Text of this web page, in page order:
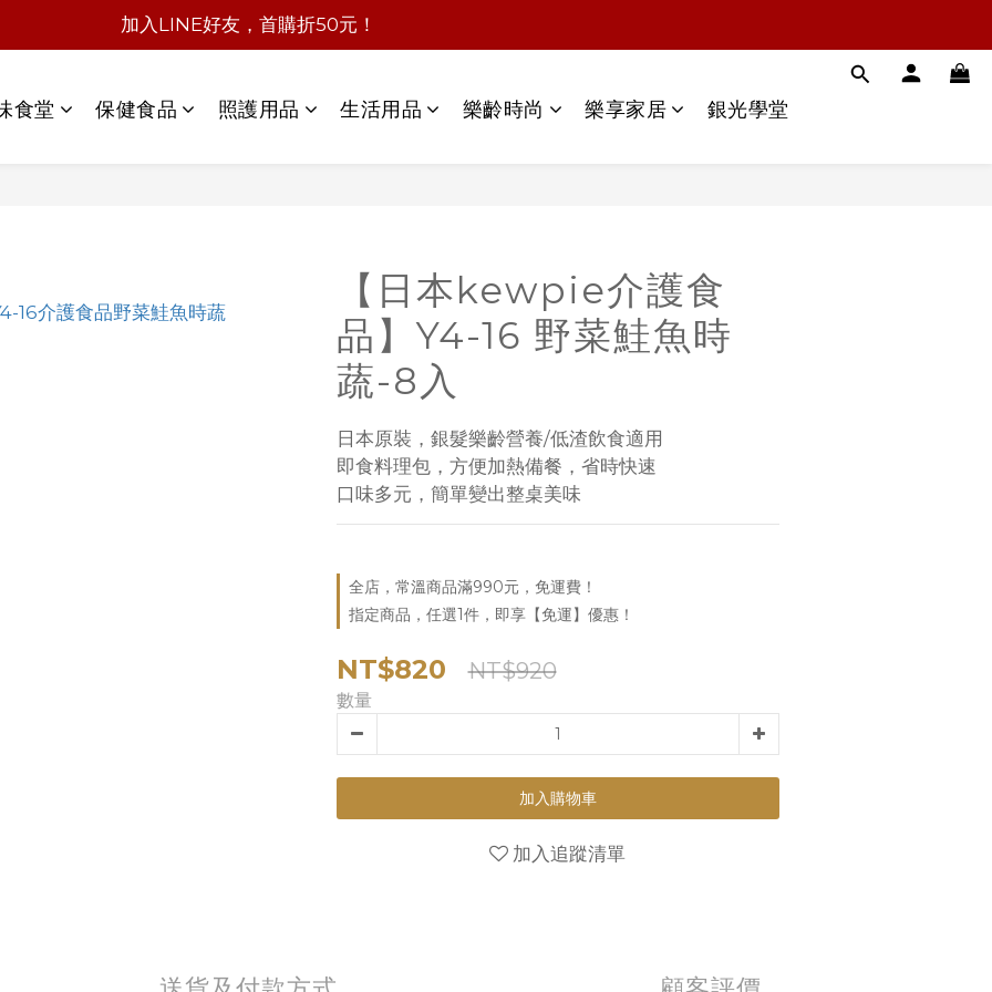
加入LINE好友，首購折50元！
食堂 保健食品 照護用品 生活用品 樂齡時尚 樂享家居 銀光學堂
【日本kewpie介護食
品】Y4-16 野菜鮭魚時
蔬-8入
日本原裝，銀髮樂齡營養/低渣飲食適用
即食料理包，方便加熱備餐，省時快速
口味多元，簡單變出整桌美味
全店，常溫商品滿990元，免運費！
指定商品，任選1件，即享【免運】優惠！
NT$820 NT$920
數量
加入購物車
加入追蹤清單